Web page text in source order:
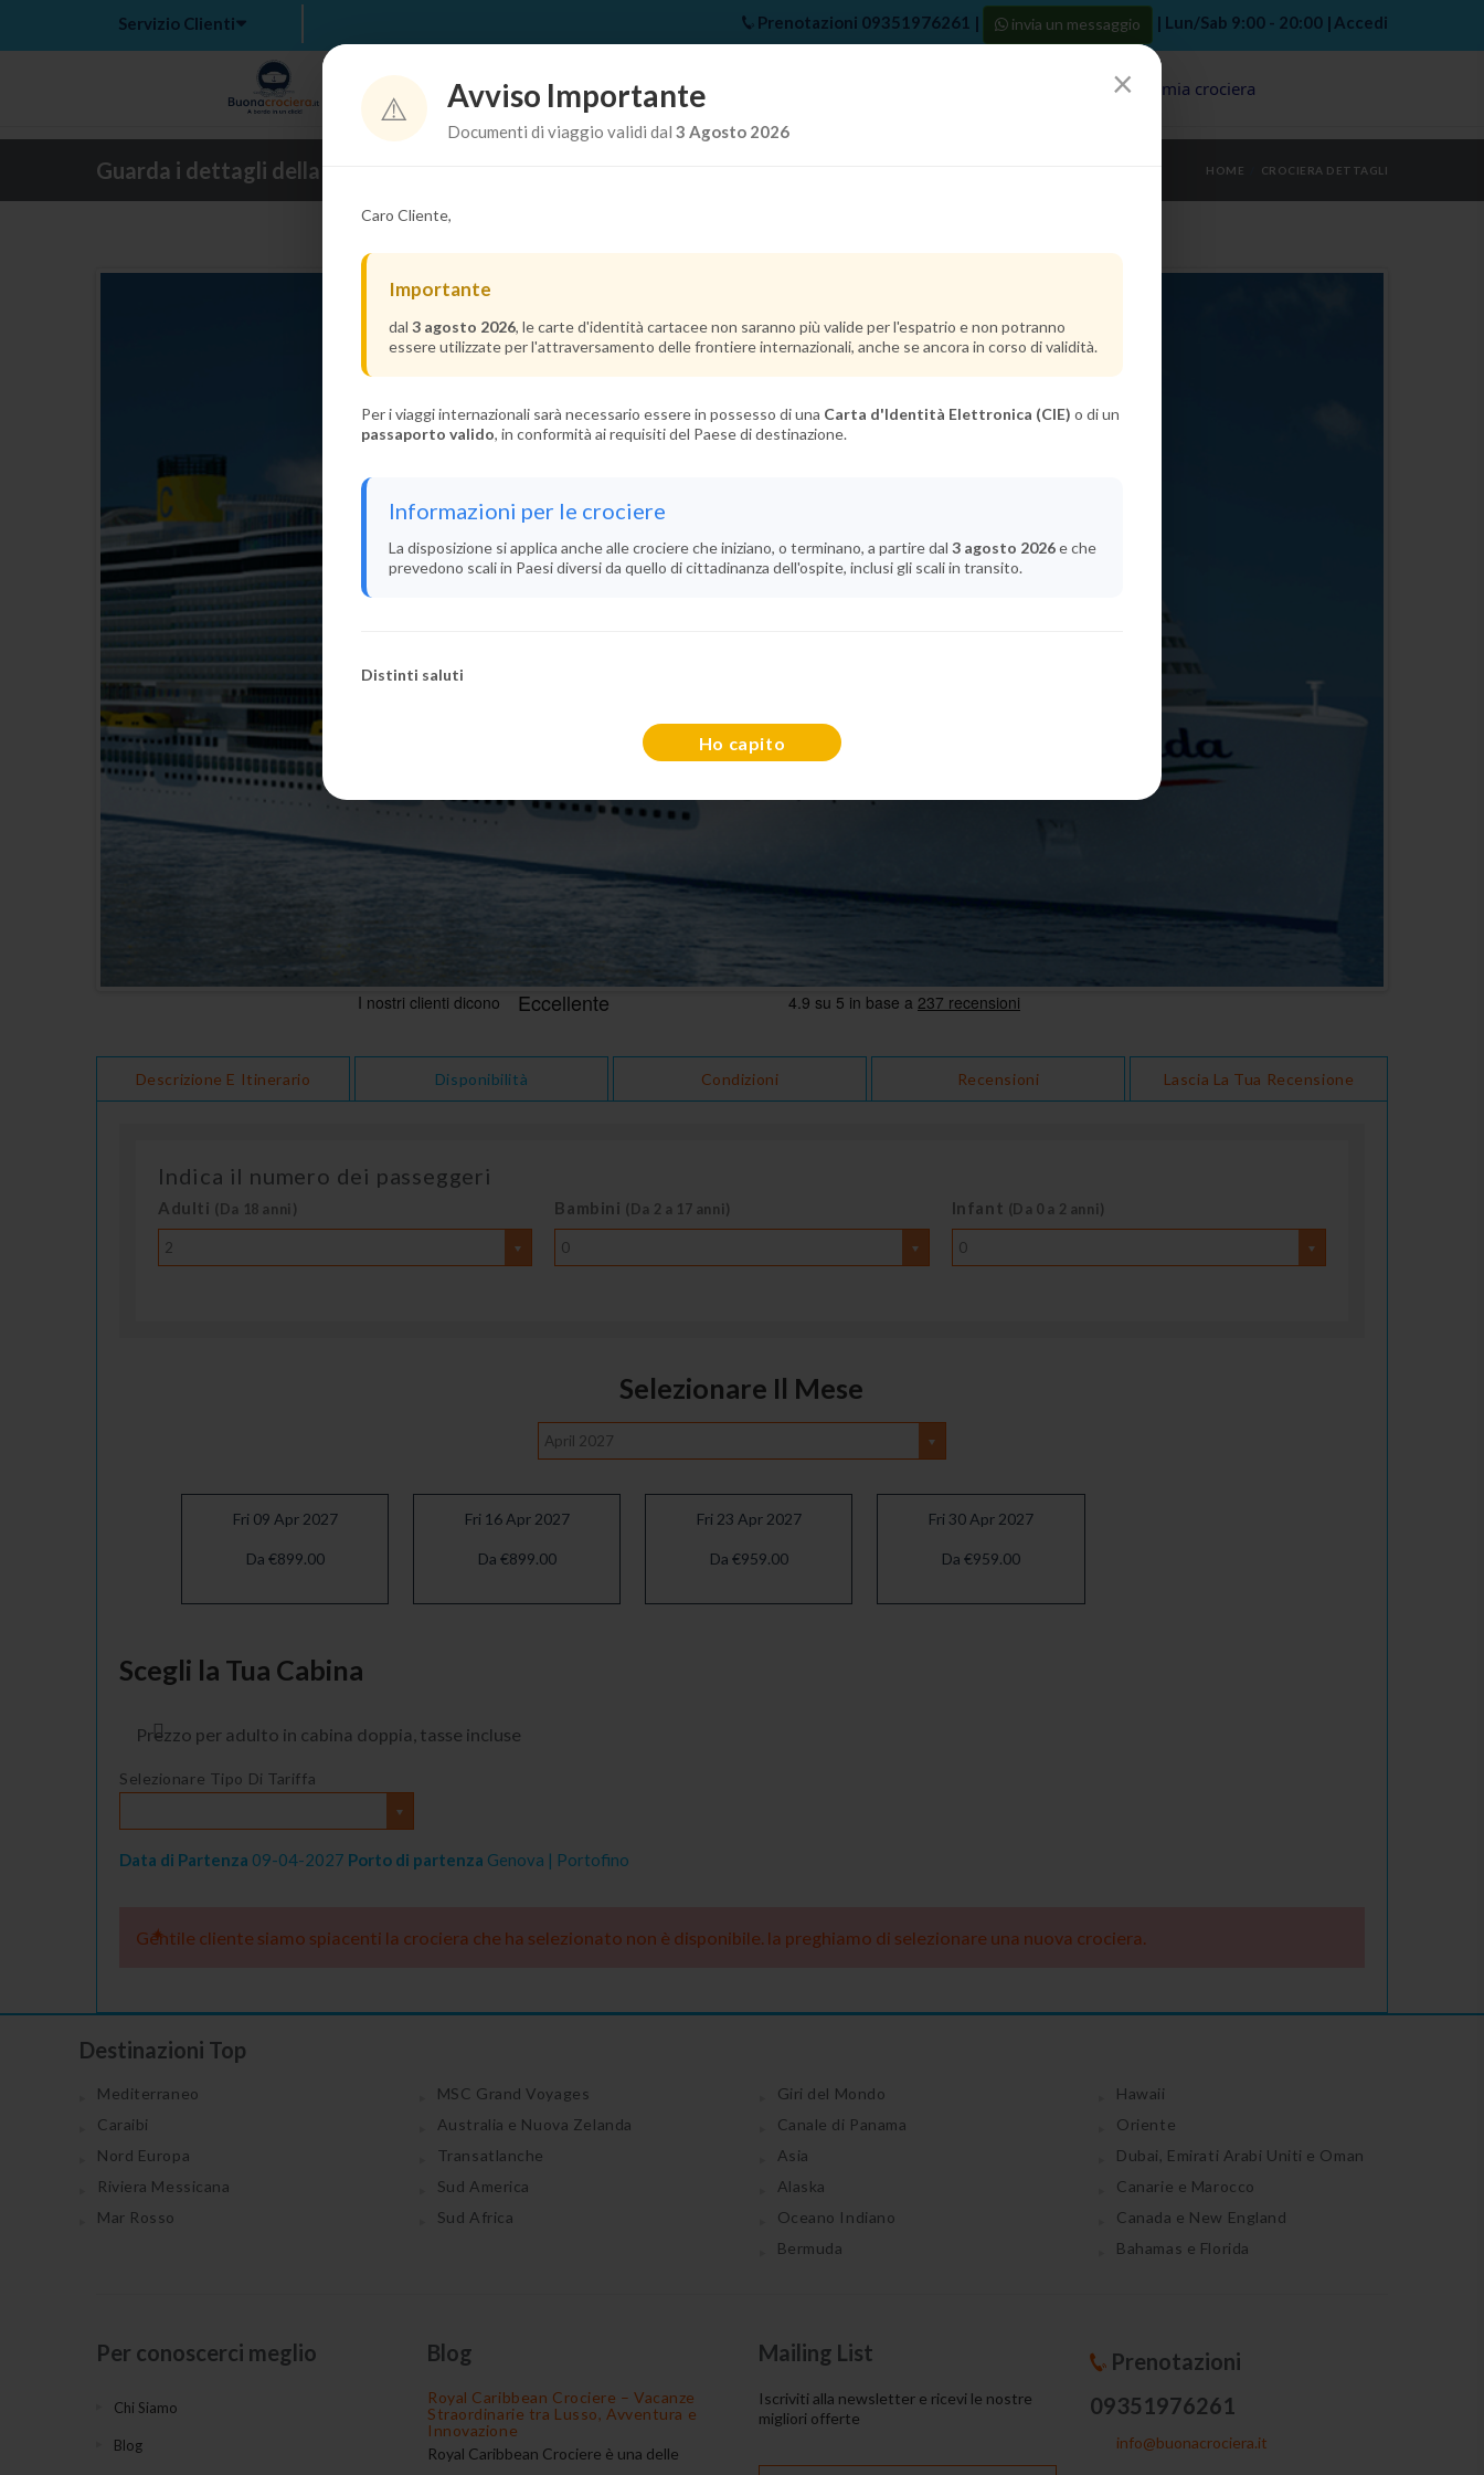
>
>
Servizio Clienti Prenotazioni 09351976261 | invia un messaggio | Lun/Sab 9:00 - 20:00 | Accedi
Home Chi Siamo Offerte Crociere Last Minute La mia crociera
Guarda i dettagli della crociera HOME CROCIERA DETTAGLI
Descrizione E Itinerario Disponibilità Condizioni Recensioni Lascia La Tua Recensione
Indica il numero dei passeggeri
Adulti (Da 18 anni)
2
Bambini (Da 2 a 17 anni)
0
Infant (Da 0 a 2 anni)
0
Selezionare Il Mese
April 2027
Fri 09 Apr 2027
Da €899.00
Fri 16 Apr 2027
Da €899.00
Fri 23 Apr 2027
Da €959.00
Fri 30 Apr 2027
Da €959.00
Scegli la Tua Cabina
Prezzo per adulto in cabina doppia, tasse incluse
Selezionare Tipo Di Tariffa
Data di Partenza 09-04-2027 Porto di partenza Genova | Portofino
Gentile cliente siamo spiacenti la crociera che ha selezionato non è disponibile. la preghiamo di selezionare una nuova crociera.
Destinazioni Top
Mediterraneo
Caraibi
Nord Europa
Riviera Messicana
Mar Rosso
MSC Grand Voyages
Australia e Nuova Zelanda
Transatlanche
Sud America
Sud Africa
Giri del Mondo
Canale di Panama
Asia
Alaska
Oceano Indiano
Bermuda
Hawaii
Oriente
Dubai, Emirati Arabi Uniti e Oman
Canarie e Marocco
Canada e New England
Bahamas e Florida
Per conoscerci meglio
Chi Siamo
Blog
Blog
Royal Caribbean Crociere – Vacanze
Straordinarie tra Lusso, Avventura e
Innovazione
Royal Caribbean Crociere è una delle
Mailing List
Iscriviti alla newsletter e ricevi le nostre
migliori offerte
Prenotazioni
09351976261
info@buonacrociera.it
×
⚠️ Avviso Importante
Documenti di viaggio validi dal 3 Agosto 2026
Caro Cliente,
Importante
dal 3 agosto 2026, le carte d'identità cartacee non saranno più valide per l'espatrio e non potranno
essere utilizzate per l'attraversamento delle frontiere internazionali, anche se ancora in corso di validità.
Per i viaggi internazionali sarà necessario essere in possesso di una Carta d'Identità Elettronica (CIE) o di un
passaporto valido, in conformità ai requisiti del Paese di destinazione.
Informazioni per le crociere
La disposizione si applica anche alle crociere che iniziano, o terminano, a partire dal 3 agosto 2026e che
prevedono scali in Paesi diversi da quello di cittadinanza dell'ospite, inclusi gli scali in transito.
Distinti saluti
Ho capito
Tra pochi secondi troverai il prezzo più basso per la tua crociera.